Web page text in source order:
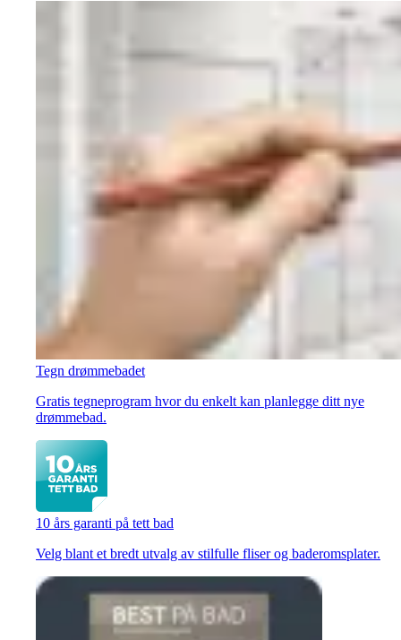
Tegn drømmebadet
Gratis tegneprogram hvor du enkelt kan planlegge ditt nye
drømmebad.
10 års garanti på tett bad
Velg blant et bredt utvalg av stilfulle fliser og baderomsplater.